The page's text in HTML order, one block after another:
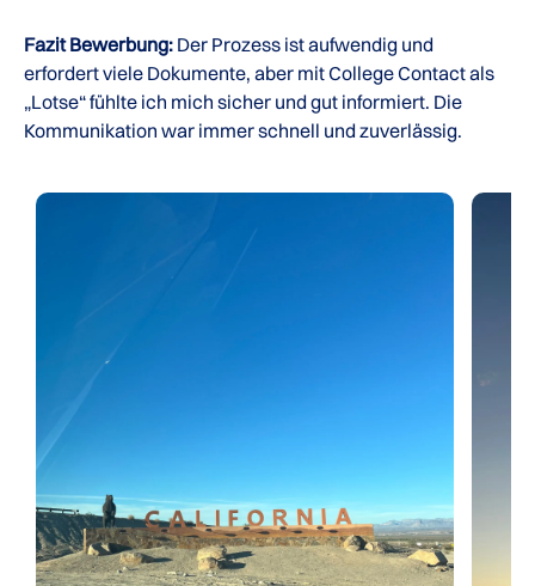
Fazit Bewerbung: Der Prozess ist aufwendig und
erfordert viele Dokumente, aber mit College Contact als
„Lotse“ fühlte ich mich sicher und gut informiert. Die
Kommunikation war immer schnell und zuverlässig.